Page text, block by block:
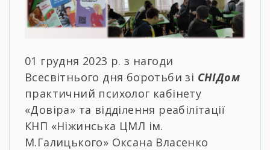
01 грудня 2023 р. з нагоди
Всесвітнього дня боротьби зі СНІДом
практичний психолог кабінету
«Довіра» та відділення реабілітації
КНП «Ніжинська ЦМЛ ім.
М.Галицького» Оксана Власенко